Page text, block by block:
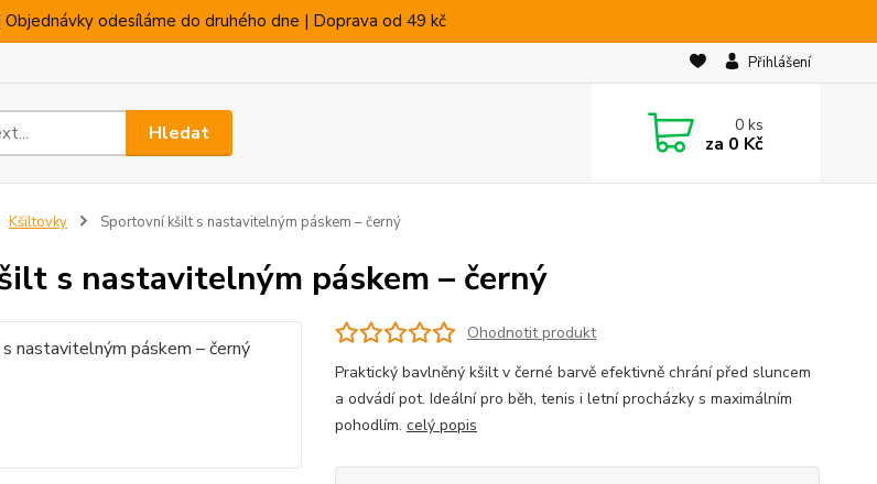
odesíláme do druhého dne | Doprava od 49 kč
Přihlášení
Hledat 0ks
za 0 Kč
Kšiltovky Sportovní kšilt s nastavitelným páskem – černý
s nastavitelným páskem – černý
Ohodnotit produkt
Praktický bavlněný kšilt v černé barvě efektivně chrání před sluncem
a odvádí pot. Ideální pro běh, tenis i letní procházky s maximálním
pohodlím. celý popis